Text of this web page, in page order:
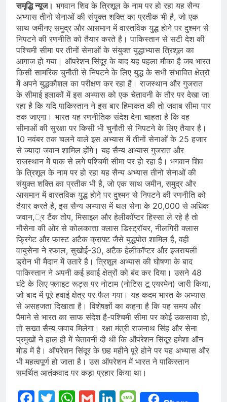
समृद्धि न्यूज। भगवान शिव के त्रिशूल के नाम पर हो रहा यह सैन्य
अभ्यास तीनो सेनाओं की संयुक्त शक्ति का प्रतीक भी है, जो एक
साथ जमीनए समुद्र और आसमान में वास्तविक युद्ध होने पर दुश्मन से
निपटने की रणनीति को तैयार करते है। पाकिस्तान से सटी देश की
पश्चिमी सीमा पर तीनों सेनाओं के संयुक्त युद्धाभ्यास त्रिशूल का
आगाज हो गया। ऑपरेशन सिंदूर के बाद यह पहला मौका है जब भारत
किसी सामरिक चुनौती से निपटने के लिए युद्ध के सभी संभावित क्षेत्रों
में अपने युद्धकौशल का परीक्षण कर रहा है। राजस्थान और गुजरात
के सीमाई इलाकों में इस अभ्यास को एक चेतावनी के तौर पर देखा जा
रहा है कि यदि पाकिस्तान ने इस बार हिमाकत की तो जवाब सीमा पार
तक जाएगा। भारत यह रणनीतिक संदेश देना चाहता है कि वह
सीमाओं की सुरक्षा पर किसी भी चुनौती से निपटने के लिए तैयार है।
10 नवंबर तक चलने वाले इस अभ्यास में तीनों सेनाओं के 25 हजार
से ज्यादा जवान शामिल होंगे। यह सैन्य अभ्यास गुजरात और
राजस्थान में पाक से लगे पश्चिमी सीमा पर हो रहा है। भगवान शिव
के त्रिशूल के नाम पर हो रहा यह सैन्य अभ्यास तीनो सेनाओं की
संयुक्त शक्ति का प्रतीक भी है, जो एक साथ जमीन, समुद्र और
आसमान में वास्तविक युद्ध होने पर दुश्मन से निपटने की रणनीति को
तैयार करते है, इस सैन्य अभ्यास में थल सेना के 20,000 से अधिक
जवान,्र टैंक तोप, मिसाइल और हेलीकॉप्टर हिस्सा ले रहे है तो
नौसेना की ओर से कोलकात्ता क्लास डिस्ट्रॉयर, नीलगिरी क्लास
फ्रिगेट और फास्ट अटैक क्राफ्ट जैसे युद्धपोत शामिल है, वही
वायुसेना ने रफाल, सुखोई-30, अटैक हेलीकॉप्टर और इजरायली
ड्रोन भी मैदान में उतारे है। त्रिशूल अभ्यास की घोषणा के बाद
पाकिस्तान ने अपनी कई हवाई क्षेत्रों को बंद कर दिया। उसने 48
घंटे के लिए फ्लाइट रूट्स पर नोटाम (नोटिस टू एयरमेन) जारी किया,
जो बाद में पूरे हवाई क्षेत्र पर फैल गया। यह कदम भारत के अभ्यास
से असहजता दिखाता है। विशेषज्ञों का कहना है कि यह समय और
पैमाने से भारत का साफ संदेश है-पश्चिमी सीमा पर कोई उकसावा हो,
तो सख्त सैन्य जवाब मिलेगा। रक्षा मंत्री राजनाथ सिंह और सेना
प्रमुखों ने हाल ही में चेतावनी दी थी कि ऑपरेशन सिंदूर हमेशा ऑन
मोड में है। ऑपरेशन सिंदूर के छह महीने पूरे होने पर यह अभ्यास और
भी महत्वपूर्ण हो जाता है। उस ऑपरेशन में भारत ने पाकिस्तान
समर्थित आतंकवाद पर कड़ा प्रहार किया था।